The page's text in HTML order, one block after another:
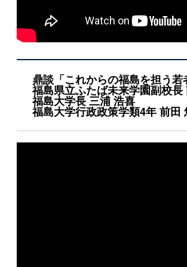
鼎談「これからの福島を担う
福島県立ふたば未来学園副校長
福島大学長 三浦 浩喜
福島大学行政政策学類4年 前田